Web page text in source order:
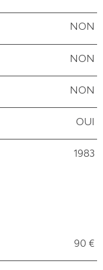
NON
NON
NON
OUI
1983
90 €